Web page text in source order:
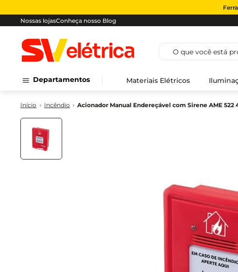
Nossas lojasConheça nosso Blog
O que você está
Departamentos Materiais Elétricos
Incêndio Acionador Manual Endereçável com Sirene AME 522